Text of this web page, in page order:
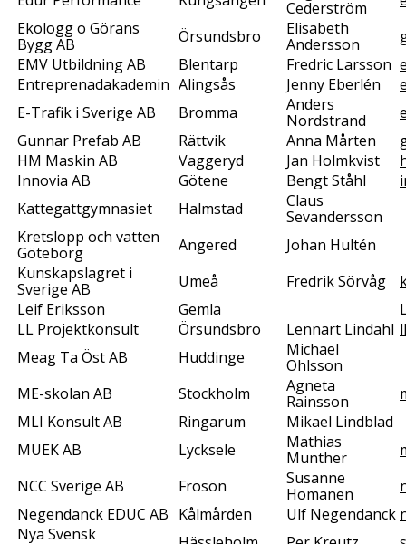
Cederström
Ekologg o Görans
Bygg AB
Örsundsbro
Elisabeth
Andersson
EMV Utbildning AB
Blentarp Fredric Larsson
Entreprenadakademin Alingsås Jenny Eberlén
E-Trafik i Sverige AB
Bromma
Anders
Nordstrand
Gunnar Prefab AB
Rättvik Anna Mårten
HM Maskin AB
Vaggeryd Jan Holmkvist
Innovia AB
Götene Bengt Ståhl
Kattegattgymnasiet
Halmstad
Claus
Sevandersson
Kretslopp och vatten
Göteborg
Angered
Johan Hultén
Kunskapslagret i
Sverige AB
Umeå Fredrik Sörvåg
Leif Eriksson
Gemla
LL Projektkonsult
Örsundsbro Lennart Lindahl
Meag Ta Öst AB
Huddinge
Michael
Ohlsson
ME-skolan AB
Stockholm
Agneta
Rainsson
MLI Konsult AB
Ringarum
Mikael Lindblad
MUEK AB
Lycksele
Mathias
Munther
NCC Sverige AB
Frösön
Susanne
Homanen
Negendanck EDUC AB Kålmården Ulf Negendanck
Nya Svensk